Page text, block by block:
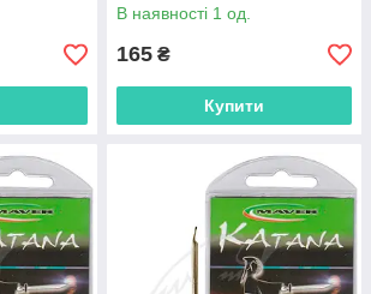
В наявності 1 од.
165 ₴
Купити